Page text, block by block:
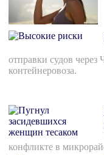
отправки судов
контейнеровоза.
конфликте в